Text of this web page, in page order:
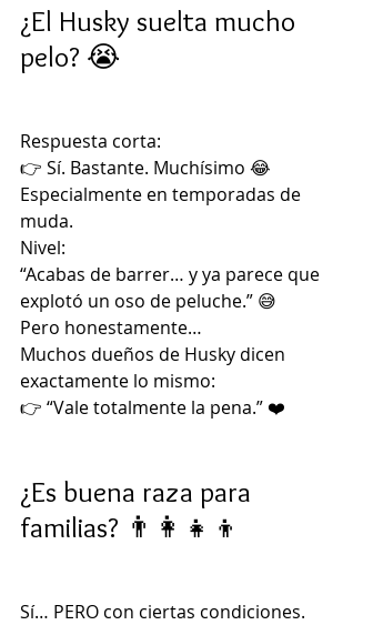
¿El Husky suelta mucho
pelo? 😭
Respuesta corta:
👉 Sí. Bastante. Muchísimo 😂
Especialmente en temporadas de
muda.
Nivel:
“Acabas de barrer… y ya parece que
explotó un oso de peluche.” 😅
Pero honestamente…
Muchos dueños de Husky dicen
exactamente lo mismo:
👉 “Vale totalmente la pena.” ❤️
¿Es buena raza para
familias? 👨‍👩‍👧‍👦
Sí… PERO con ciertas condiciones.